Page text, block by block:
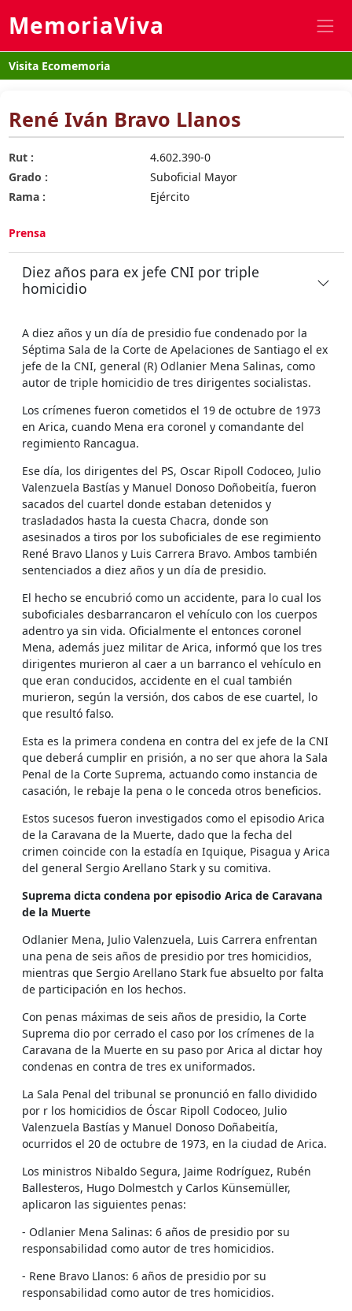
MemoriaViva
Visita Ecomemoria
René Iván Bravo Llanos
Rut :
4.602.390-0
Grado :
Suboficial Mayor
Rama :
Ejército
Prensa
Diez años para ex jefe CNI por triple
homicidio
A diez años y un día de presidio fue condenado por la
Séptima Sala de la Corte de Apelaciones de Santiago el ex
jefe de la CNI, general (R) Odlanier Mena Salinas, como
autor de triple homicidio de tres dirigentes socialistas.
Los crímenes fueron cometidos el 19 de octubre de 1973
en Arica, cuando Mena era coronel y comandante del
regimiento Rancagua.
Ese día, los dirigentes del PS, Oscar Ripoll Codoceo, Julio
Valenzuela Bastías y Manuel Donoso Doñobeitía, fueron
sacados del cuartel donde estaban detenidos y
trasladados hasta la cuesta Chacra, donde son
asesinados a tiros por los suboficiales de ese regimiento
René Bravo Llanos y Luis Carrera Bravo. Ambos también
sentenciados a diez años y un día de presidio.
El hecho se encubrió como un accidente, para lo cual los
suboficiales desbarrancaron el vehículo con los cuerpos
adentro ya sin vida. Oficialmente el entonces coronel
Mena, además juez militar de Arica, informó que los tres
dirigentes murieron al caer a un barranco el vehículo en
que eran conducidos, accidente en el cual también
murieron, según la versión, dos cabos de ese cuartel, lo
que resultó falso.
Esta es la primera condena en contra del ex jefe de la CNI
que deberá cumplir en prisión, a no ser que ahora la Sala
Penal de la Corte Suprema, actuando como instancia de
casación, le rebaje la pena o le conceda otros beneficios.
Estos sucesos fueron investigados como el episodio Arica
de la Caravana de la Muerte, dado que la fecha del
crimen coincide con la estadía en Iquique, Pisagua y Arica
del general Sergio Arellano Stark y su comitiva.
Suprema dicta condena por episodio Arica de Caravana
de la Muerte
Odlanier Mena, Julio Valenzuela, Luis Carrera enfrentan
una pena de seis años de presidio por tres homicidios,
mientras que Sergio Arellano Stark fue absuelto por falta
de participación en los hechos.
Con penas máximas de seis años de presidio, la Corte
Suprema dio por cerrado el caso por los crímenes de la
Caravana de la Muerte en su paso por Arica al dictar hoy
condenas en contra de tres ex uniformados.
La Sala Penal del tribunal se pronunció en fallo dividido
por r los homicidios de Óscar Ripoll Codoceo, Julio
Valenzuela Bastías y Manuel Donoso Doñabeitía,
ocurridos el 20 de octubre de 1973, en la ciudad de Arica.
Los ministros Nibaldo Segura, Jaime Rodríguez, Rubén
Ballesteros, Hugo Dolmestch y Carlos Künsemüller,
aplicaron las siguientes penas:
- Odlanier Mena Salinas: 6 años de presidio por su
responsabilidad como autor de tres homicidios.
- Rene Bravo Llanos: 6 años de presidio por su
responsabilidad como autor de tres homicidios.